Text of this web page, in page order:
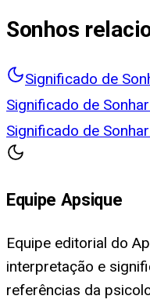
Sonhos
Significado de
Significado de
Significado de
Equipe Apsique
Equipe editorial do
interpretação e
referências da